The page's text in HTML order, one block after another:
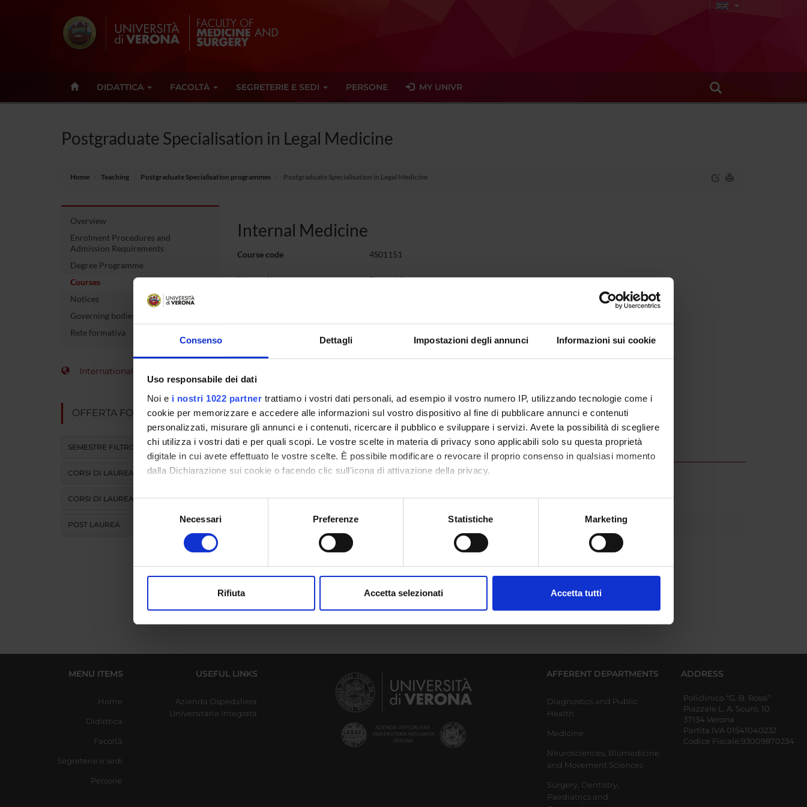
Consenso Dettagli Impostazioni degli annunci Informazioni sui cookie
Uso responsabile dei dati
Noi e i nostri 1022 partner trattiamo i vostri dati personali, ad esempio il vostro numero IP, utilizzando tecnologie come i
cookie per memorizzare e accedere alle informazioni sul vostro dispositivo al fine di pubblicare annunci e contenuti
personalizzati, misurare gli annunci e i contenuti, ricercare il pubblico e sviluppare i servizi. Avete la possibilità di scegliere
chi utilizza i vostri dati e per quali scopi. Le vostre scelte in materia di privacy sono applicabili solo su questa proprietà
digitale in cui avete effettuato le vostre scelte. È possibile modificare o revocare il proprio consenso in qualsiasi momento
dalla Dichiarazione sui cookie o facendo clic sull'icona di attivazione della privacy.
Con il tuo consenso, vorremmo anche:
raccogliere informazioni sulla tua posizione geografica, con un'approssimazione di qualche metro,
digitali).
modificare o ritirare il tuo consenso in qualsiasi momento dalla Dichiarazione sui cookie.
Selezione
Necessari Preferenze Statistiche Marketing
Rifiuta Accetta selezionati Accetta tutti
DIDATTICA FACOLTÀ SEGRETERIE E SEDI PERSONE MY UNIVR
Postgraduate Specialisation in Legal Medicine
Home Teaching Postgraduate Specialisation programmes Postgraduate Specialisation in Legal Medicine
Overview
Enrolment Procedures and
Admission Requirements
Degree Programme
Courses
Notices
Governing bodies
Rete formativa
International Students
OFFERTA FORMATIVA
SEMESTRE FILTRO
CORSI DI LAUREA
CORSI DI LAUREA MAGISTRALE
POST LAUREA
Internal Medicine
Course code 4S01151
Name of lecturer Pietro Minuz
MED/09 - INTERNAL MEDICINE
Period Annuale Scuole Specialitàdal Nov 1, 2022 al Oct 31, 2023.
Lesson timetable
REFERENCE BOOKS
MENU ITEMS
Home
Didattica
Facoltà
Segreterie e sedi
Persone
USEFUL LINKS
Azienda Ospedaliera
Universitaria Integrata
AFFERENT DEPARTMENTS
Diagnostics and Public
Health
Medicine
Neurosciences, Biomedicine
and Movement Sciences
Surgery, Dentistry,
Paediatrics and
ADDRESS
Policlinico “G. B. Rossi”
Piazzale L. A. Scuro, 10
37134 Verona
Partita IVA 01541040232
Codice Fiscale:93009870234